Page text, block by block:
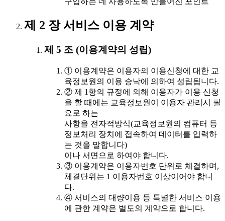
제 2 장 서비스 이용 계약
제 5 조 (이용계약의 성립)
① 이용계약은 이용자의 이용신청에 대한 교
육정보원의 이용 승낙에 의하여 성립됩니다.
② 제 1항의 규정에 의해 이용자가 이용 신청
을 할 때에는 교육정보원이 이용자 관리시 필
요로 하는
사항을 전자적방식(교육정보원의 컴퓨터 등
정보처리 장치에 접속하여 데이터를 입력하
는 것을 말합니다)
이나 서면으로 하여야 합니다.
③ 이용계약은 이용자번호 단위로 체결하며,
체결단위는 1 이용자번호 이상이어야 합니
다.
④ 서비스의 대량이용 등 특별한 서비스 이용
에 관한 계약은 별도의 계약으로 합니다.